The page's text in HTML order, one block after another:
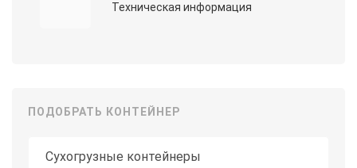
Техническая информация
ПОДОБРАТЬ КОНТЕЙНЕР